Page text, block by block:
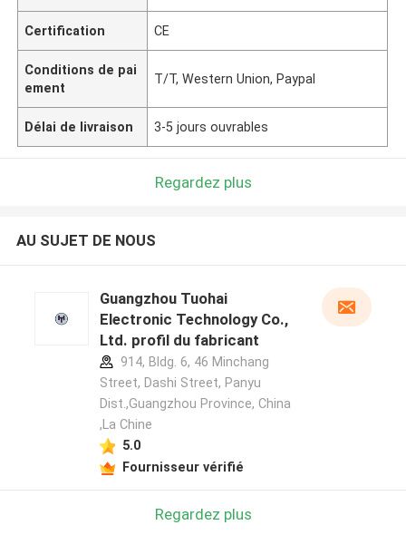
Certification CE
Conditions de pai
ement
T/T, Western Union, Paypal
Délai de livraison 3-5 jours ouvrables
Regardez plus
AU SUJET DE NOUS
Guangzhou Tuohai
Electronic Technology Co.,
Ltd. profil du fabricant
914, Bldg. 6, 46 Minchang
Street, Dashi Street, Panyu
Dist.,Guangzhou Province, China
,La Chine
5.0
Fournisseur vérifié
Regardez plus